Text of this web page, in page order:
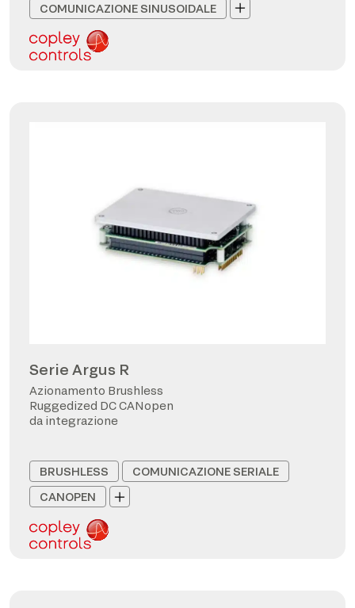
COMUNICAZIONE SINUSOIDALE
Serie Argus R
Azionamento Brushless
Ruggedized DC CANopen
da integrazione
BRUSHLESS
COMUNICAZIONE SERIALE
CANOPEN